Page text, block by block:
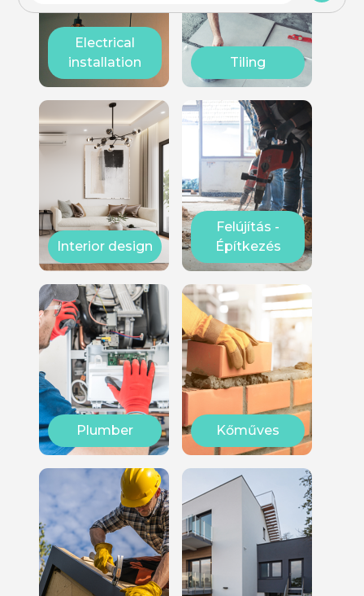
Electrical
installation
Tiling
Interior design
Felújítás -
Építkezés
Plumber Kőműves